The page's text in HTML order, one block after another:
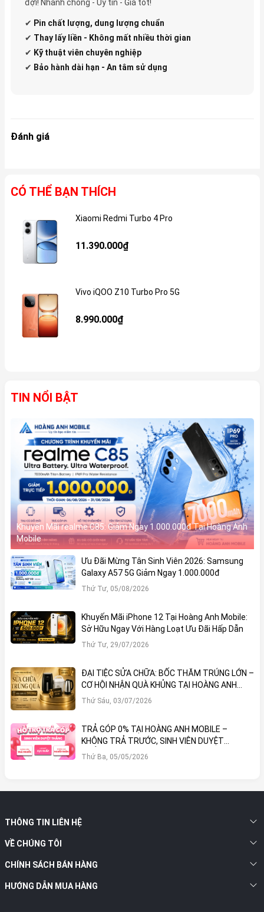
đợi! Nhanh chóng - Uy tín - Giá tốt!
✔ Pin chất lượng, dung lượng chuẩn
✔ Thay lấy liền - Không mất nhiều thời gian
✔ Kỹ thuật viên chuyên nghiệp
✔ Bảo hành dài hạn - An tâm sử dụng
Đánh giá
CÓ THỂ BẠN THÍCH
Xiaomi Redmi Turbo 4 Pro
11.390.000₫
Vivo iQOO Z10 Turbo Pro 5G
8.990.000₫
TIN NỔI BẬT
Khuyến Mãi realme C85: Giảm Ngay 1.000.000đ Tại Hoàng Anh
Mobile
Ưu Đãi Mừng Tân Sinh Viên 2026: Samsung
Galaxy A57 5G Giảm Ngay 1.000.000đ
Thứ Tư, 05/08/2026
Khuyến Mãi iPhone 12 Tại Hoàng Anh Mobile:
Sở Hữu Ngay Với Hàng Loạt Ưu Đãi Hấp Dẫn
Thứ Tư, 29/07/2026
ĐẠI TIỆC SỬA CHỮA: BỐC THĂM TRÚNG LỚN –
CƠ HỘI NHẬN QUÀ KHỦNG TẠI HOÀNG ANH
MOBILE
Thứ Sáu, 03/07/2026
TRẢ GÓP 0% TẠI HOÀNG ANH MOBILE –
KHÔNG TRẢ TRƯỚC, SINH VIÊN DUYỆT
THẲNG!
Thứ Ba, 05/05/2026
THÔNG TIN LIÊN HỆ
VỀ CHÚNG TÔI
CHÍNH SÁCH BÁN HÀNG
HƯỚNG DẪN MUA HÀNG